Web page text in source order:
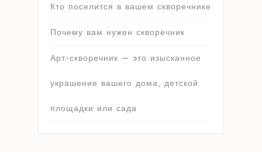
Кто поселится в вашем скворечнике
Почему вам нужен скворечник
Арт-скворечник — это изысканное
украшение вашего дома, детской
площадки или сада